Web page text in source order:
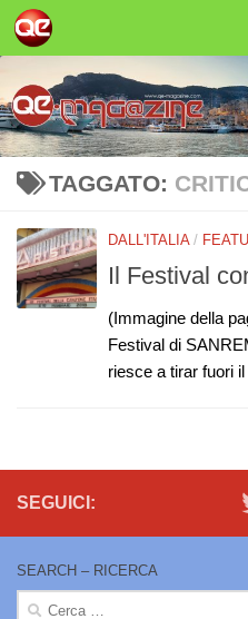
Salta al contenuto
TAGGATO:
DALL'ITALIA/
Il Festival
(Immagine della
Festival di
riesce a tirar fuori
SEGUICI:
SEARCH – RICERCA
Ricerca